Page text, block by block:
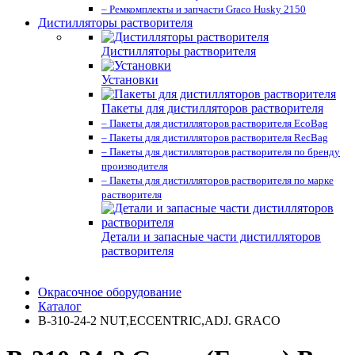
– Ремкомплекты и запчасти Graco Husky 2150
Дистилляторы растворителя
Дистилляторы растворителя
Установки
Пакеты для дистилляторов растворителя
– Пакеты для дистилляторов растворителя EcoBag
– Пакеты для дистилляторов растворителя RecBag
– Пакеты для дистилляторов растворителя по бренду
производителя
– Пакеты для дистилляторов растворителя по марке
растворителя
Детали и запасные части дистилляторов
растворителя
Окрасочное оборудование
Каталог
B-310-24-2 NUT,ECCENTRIC,ADJ. GRACO